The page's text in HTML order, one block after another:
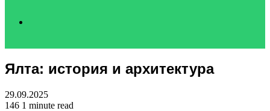
for
Ялта: история и архитектура
29.09.2025
146 1 minute read